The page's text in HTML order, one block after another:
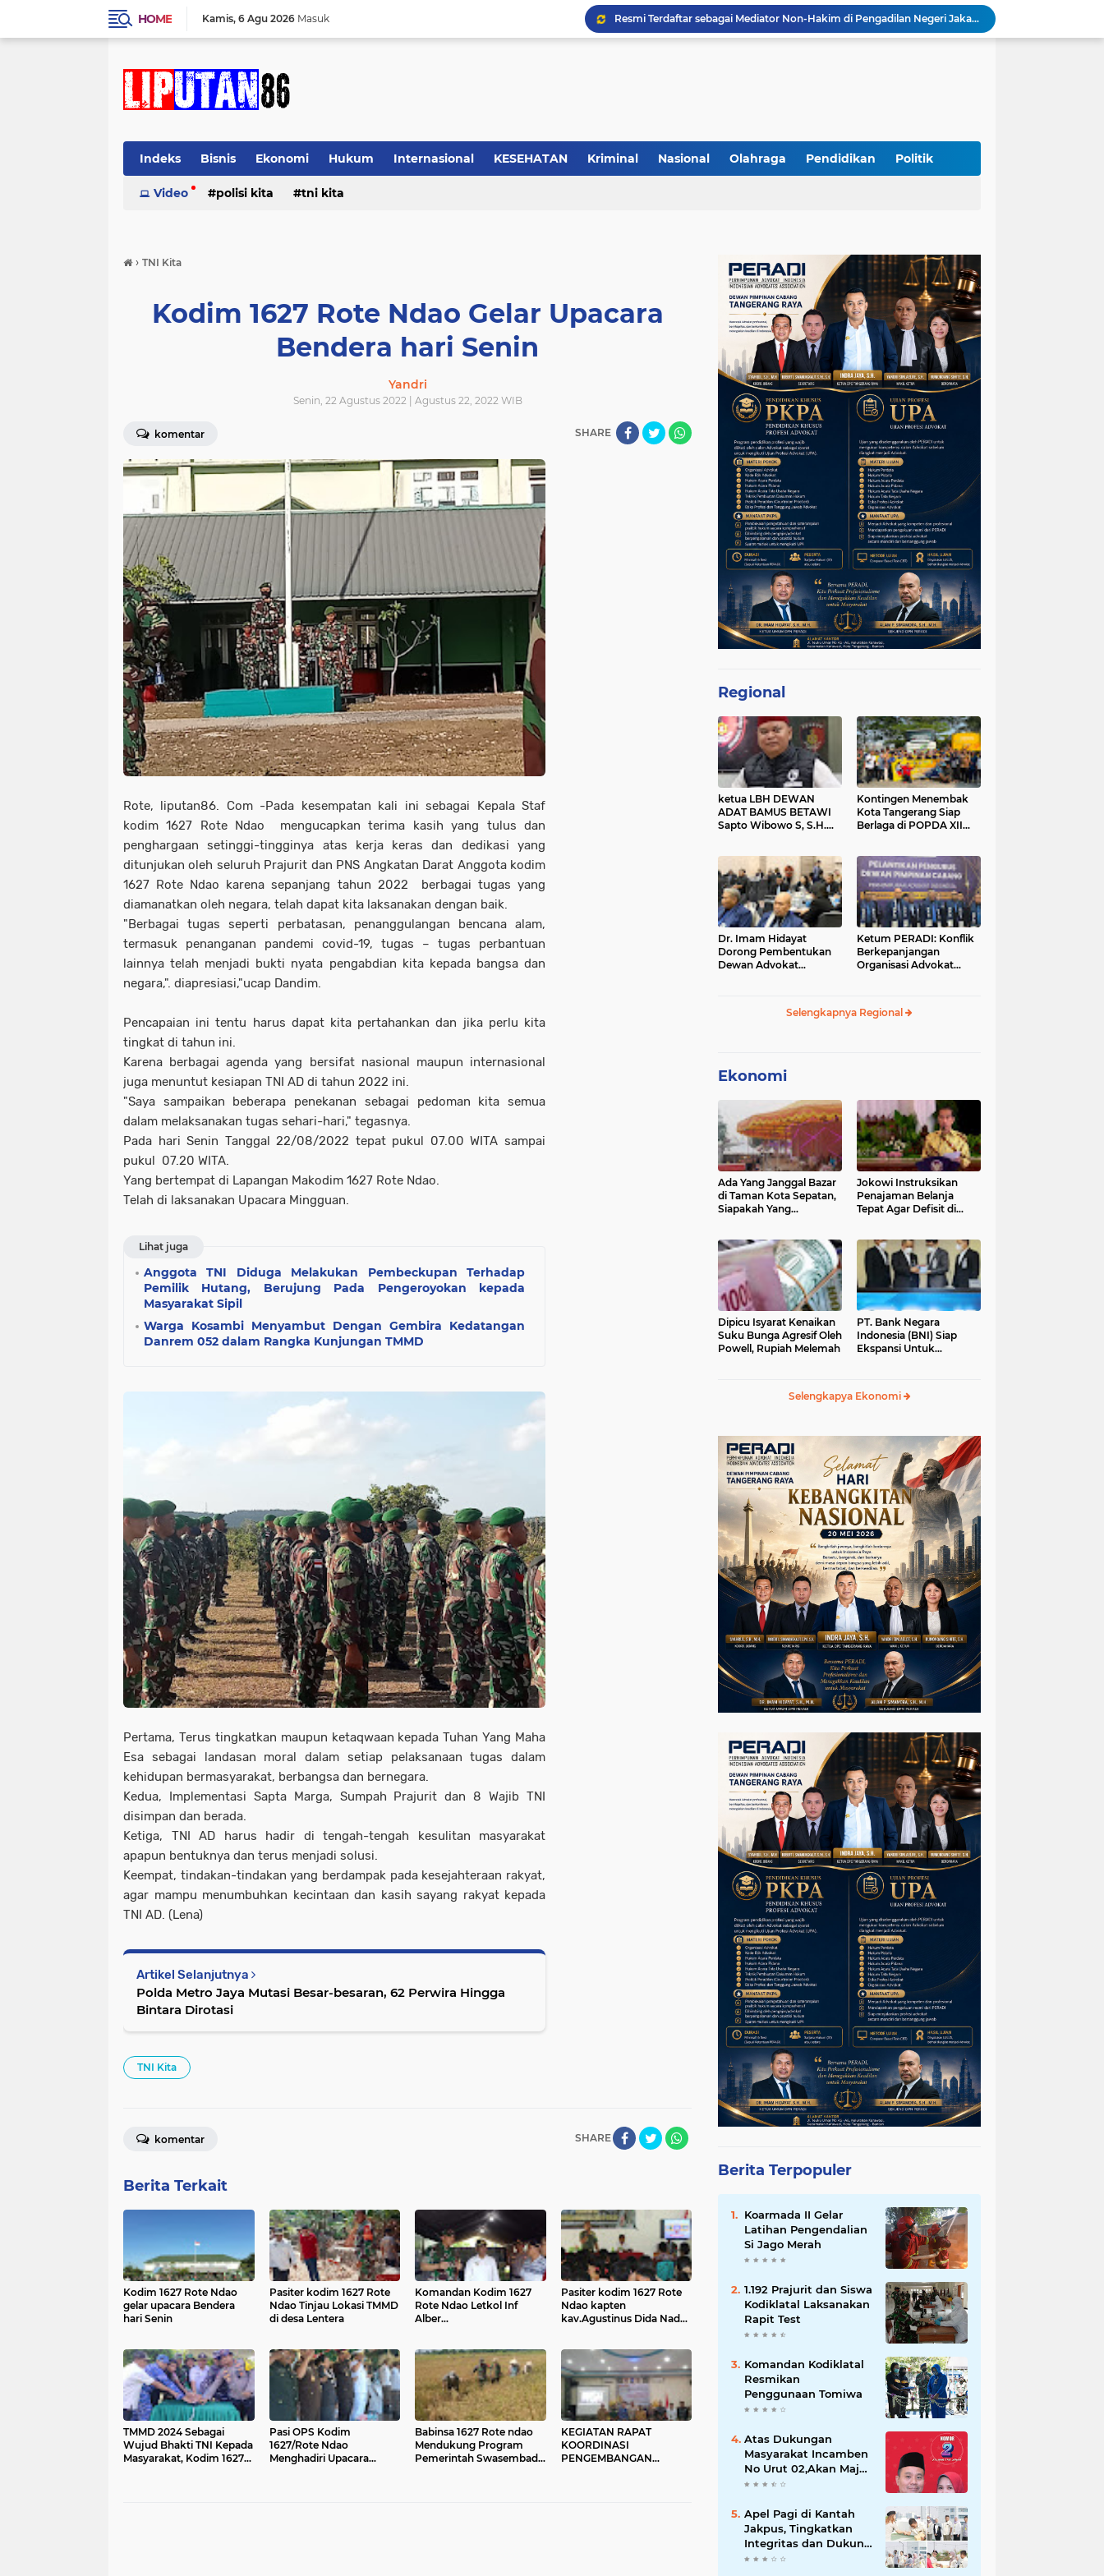
HOME Kamis 6 Agu 2026 Masuk
Resmi Terdaftar sebagai Mediator Non-Hakim di Pengadilan Negeri Jakarta Selatan, Yandri, S.H. Siap Mengedepankan Keadilan Melalui Jalur Perdamaian
Yandri SH Kawal APDESI di Gugatan PSN PIK 2, Tegaskan Komitmen pada Supremasi Hukum
ketua LBH DEWAN ADAT BAMUS BETAWI Sapto Wibowo S, S.H. Jalih Pitoeng Salah Alamat Mengenai Statement di Media
Indeks Bisnis Ekonomi Hukum Internasional KESEHATAN Kriminal Nasional Olahraga Pendidikan Politik
Video polisi kita tni kita
› TNI Kita
Kodim 1627 Rote Ndao Gelar Upacara
Bendera hari Senin
Yandri
Senin, 22 Agustus 2022 | Agustus 22, 2022 WIB
komentar SHARE
Rote, liputan86. Com -Pada kesempatan kali ini sebagai Kepala Staf
kodim 1627 Rote Ndao mengucapkan terima kasih yang tulus dan
penghargaan setinggi-tingginya atas kerja keras dan dedikasi yang
ditunjukan oleh seluruh Prajurit dan PNS Angkatan Darat Anggota kodim
1627 Rote Ndao karena sepanjang tahun 2022 berbagai tugas yang
diamanatkan oleh negara, telah dapat kita laksanakan dengan baik.
"Berbagai tugas seperti perbatasan, penanggulangan bencana alam,
termasuk penanganan pandemi covid-19, tugas – tugas perbantuan
lainnya telah menjadi bukti nyata pengabdian kita kepada bangsa dan
negara,". diapresiasi,"ucap Dandim.
Pencapaian ini tentu harus dapat kita pertahankan dan jika perlu kita
tingkat di tahun ini.
Karena berbagai agenda yang bersifat nasional maupun internasional
juga menuntut kesiapan TNI AD di tahun 2022 ini.
"Saya sampaikan beberapa penekanan sebagai pedoman kita semua
dalam melaksanakan tugas sehari-hari," tegasnya.
Pada hari Senin Tanggal 22/08/2022 tepat pukul 07.00 WITA sampai
pukul 07.20 WITA.
Yang bertempat di Lapangan Makodim 1627 Rote Ndao.
Telah di laksanakan Upacara Mingguan.
Lihat juga
Anggota TNI Diduga Melakukan Pembeckupan Terhadap
Pemilik Hutang, Berujung Pada Pengeroyokan kepada
Masyarakat Sipil
Warga Kosambi Menyambut Dengan Gembira Kedatangan
Danrem 052 dalam Rangka Kunjungan TMMD
Pertama, Terus tingkatkan maupun ketaqwaan kepada Tuhan Yang Maha
Esa sebagai landasan moral dalam setiap pelaksanaan tugas dalam
kehidupan bermasyarakat, berbangsa dan bernegara.
Kedua, Implementasi Sapta Marga, Sumpah Prajurit dan 8 Wajib TNI
disimpan dan berada.
Ketiga, TNI AD harus hadir di tengah-tengah kesulitan masyarakat
apapun bentuknya dan terus menjadi solusi.
Keempat, tindakan-tindakan yang berdampak pada kesejahteraan rakyat,
agar mampu menumbuhkan kecintaan dan kasih sayang rakyat kepada
TNI AD. (Lena)
Artikel Selanjutnya
Polda Metro Jaya Mutasi Besar-besaran, 62 Perwira Hingga
Bintara Dirotasi
TNI Kita
SHARE
komentar
Berita Terkait
Kodim 1627 Rote Ndao
gelar upacara Bendera
hari Senin
Pasiter kodim 1627 Rote
Ndao Tinjau Lokasi TMMD
di desa Lentera
Komandan Kodim 1627
Rote Ndao Letkol Inf
Alber
Tinjau langsung TMMD
Pasiter kodim 1627 Rote
Ndao kapten
kav.Agustinus Dida Nada
masyarakat
TMMD 2024 Sebagai
Wujud Bhakti TNI Kepada
Masyarakat, Kodim 1627
Pasi OPS Kodim
1627/Rote Ndao
Menghadiri Upacara
Babinsa 1627 Rote ndao
Mendukung Program
Pemerintah Swasembada
KEGIATAN RAPAT
KOORDINASI
PENGEMBANGAN
Regional
ketua LBH DEWAN
ADAT BAMUS BETAWI
Sapto Wibowo S, S.H.
Statement di Media
Kontingen Menembak
Kota Tangerang Siap
Berlaga di POPDA XII
Dr. Imam Hidayat
Dorong Pembentukan
Dewan Advokat
Ketum PERADI: Konflik
Berkepanjangan
Organisasi Advokat
Selengkapnya Regional
Ekonomi
Ada Yang Janggal Bazar
di Taman Kota Sepatan,
Siapakah Yang
Jokowi Instruksikan
Penajaman Belanja
Tepat Agar Defisit di
Dipicu Isyarat Kenaikan
Suku Bunga Agresif Oleh
Powell, Rupiah Melemah
PT. Bank Negara
Indonesia (BNI) Siap
Ekspansi Untuk
Selengkapya Ekonomi
Berita Terpopuler
Koarmada II Gelar
Latihan Pengendalian
Si Jago Merah
1.192 Prajurit dan Siswa
Kodiklatal Laksanakan
Rapit Test
Komandan Kodiklatal
Resmikan
Penggunaan Tomiwa
Atas Dukungan
Masyarakat Incamben
No Urut 02,Akan Maju
Untuk Memajukan
Apel Pagi di Kantah
Jakpus, Tingkatkan
Integritas dan Dukung
WBK